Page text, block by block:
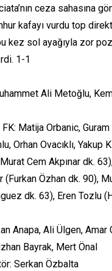
ceza sahasına
kafayı vurdu top
kez sol ayağıyla zor
1-1
Ali Metoğlu,
Matija Orbanic,
Orhan Ovacıklı, Yakup
Cem Akpınar dk.
(Furkan Özhan dk. 90),
dk. 63), Eren Tozlu
Anapa, Ali Ülgen, Amar
Bayrak, Mert Önal
Serkan Özbalta